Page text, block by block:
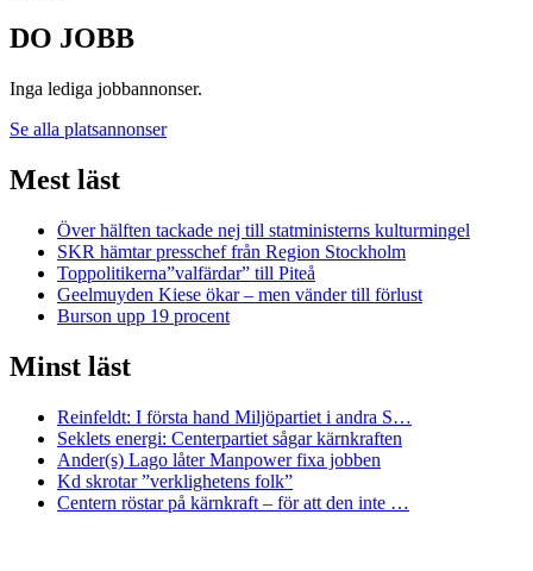
DO JOBB
Inga lediga jobbannonser.
Se alla platsannonser
Mest läst
Över hälften tackade nej till statministerns kulturmingel
SKR hämtar presschef från Region Stockholm
Toppolitikerna”valfärdar” till Piteå
Geelmuyden Kiese ökar – men vänder till förlust
Burson upp 19 procent
Minst läst
Reinfeldt: I första hand Miljöpartiet i andra S…
Seklets energi: Centerpartiet sågar kärnkraften
Ander(s) Lago låter Manpower fixa jobben
Kd skrotar ”verklighetens folk”
Centern röstar på kärnkraft – för att den inte …